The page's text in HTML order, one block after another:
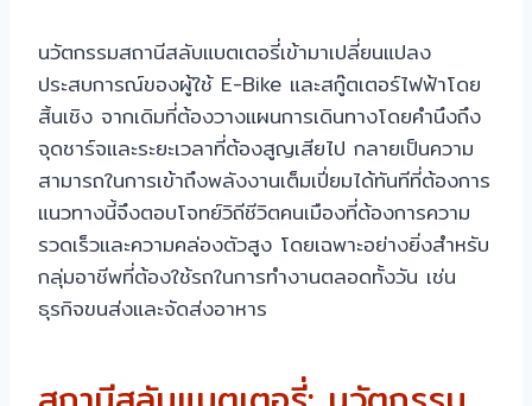
นวัตกรรมสถานีสลับแบตเตอรี่เข้ามาเปลี่ยนแปลง
ประสบการณ์ของผู้ใช้ E-Bike และสกู๊ตเตอร์ไฟฟ้าโดย
สิ้นเชิง จากเดิมที่ต้องวางแผนการเดินทางโดยคำนึงถึง
จุดชาร์จและระยะเวลาที่ต้องสูญเสียไป กลายเป็นความ
สามารถในการเข้าถึงพลังงานเต็มเปี่ยมได้ทันทีที่ต้องการ
แนวทางนี้จึงตอบโจทย์วิถีชีวิตคนเมืองที่ต้องการความ
รวดเร็วและความคล่องตัวสูง โดยเฉพาะอย่างยิ่งสำหรับ
กลุ่มอาชีพที่ต้องใช้รถในการทำงานตลอดทั้งวัน เช่น
ธุรกิจขนส่งและจัดส่งอาหาร